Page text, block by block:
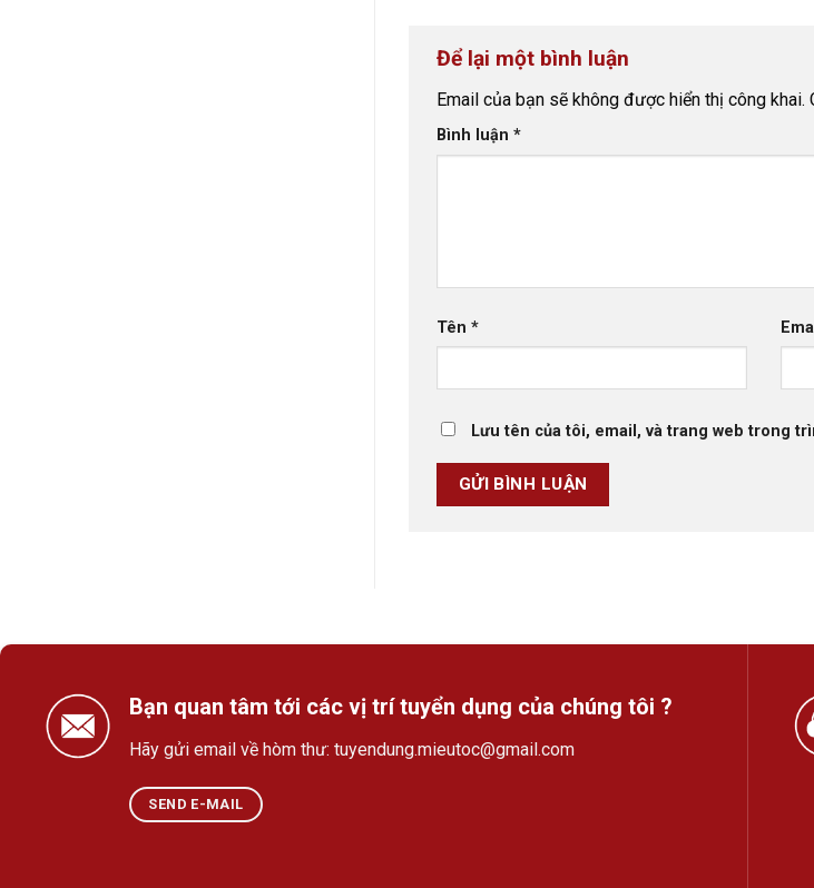
Để lại một bình luận
Email của bạn sẽ không được hiển thị công khai.
Bình luận *
Tên *
Lưu tên của tôi, email, và trang web trong
Bạn quan tâm tới các vị trí tuyển dụng của chúng tôi ?
Hãy gửi email về hòm thư: tuyendung.mieutoc@gmail.com
SEND E-MAIL